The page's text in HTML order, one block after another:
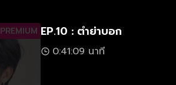
PREMIUM EP.10 : ตำย่าบอก
0:41:09 นาที